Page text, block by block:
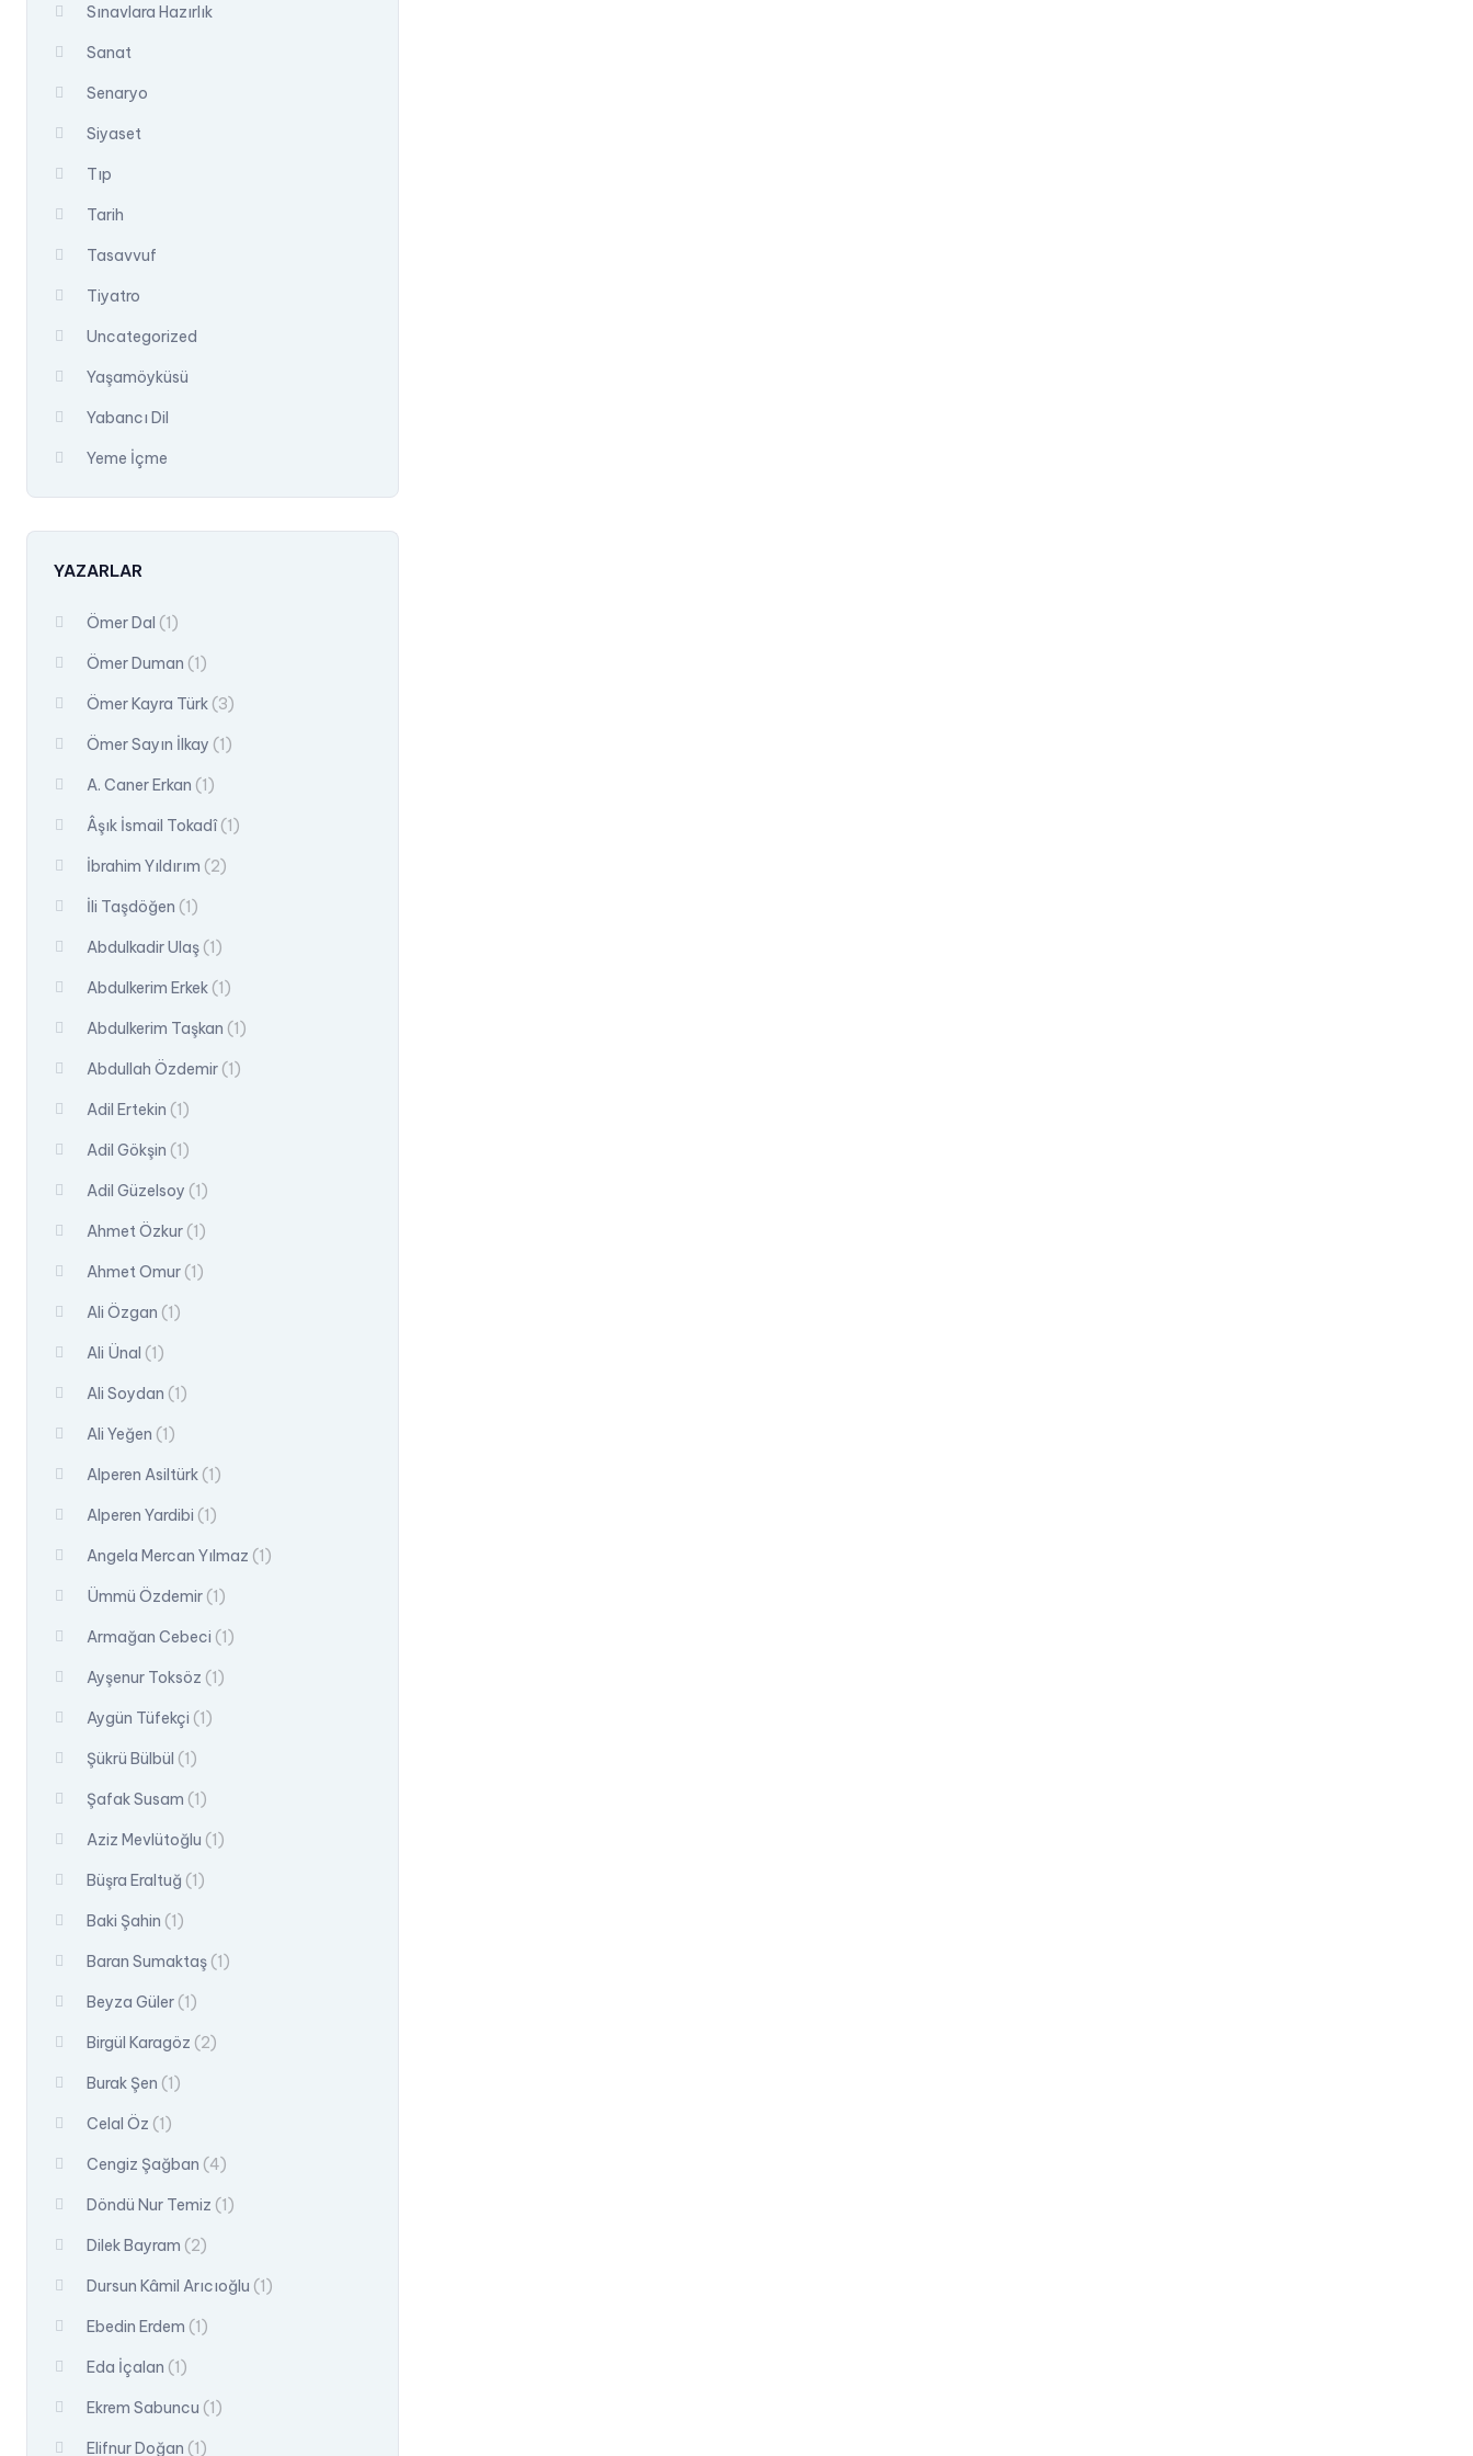
Sınavlara Hazırlık
Sanat
Senaryo
Siyaset
Tıp
Tarih
Tasavvuf
Tiyatro
Uncategorized
Yaşamöyküsü
Yabancı Dil
Yeme İçme
YAZARLAR
Ömer Dal (1)
Ömer Duman (1)
Ömer Kayra Türk (3)
Ömer Sayın İlkay (1)
A. Caner Erkan (1)
Âşık İsmail Tokadî (1)
İbrahim Yıldırım (2)
İli Taşdöğen (1)
Abdulkadir Ulaş (1)
Abdulkerim Erkek (1)
Abdulkerim Taşkan (1)
Abdullah Özdemir (1)
Adil Ertekin (1)
Adil Gökşin (1)
Adil Güzelsoy (1)
Ahmet Özkur (1)
Ahmet Omur (1)
Ali Özgan (1)
Ali Ünal (1)
Ali Soydan (1)
Ali Yeğen (1)
Alperen Asiltürk (1)
Alperen Yardibi (1)
Angela Mercan Yılmaz (1)
Ümmü Özdemir (1)
Armağan Cebeci (1)
Ayşenur Toksöz (1)
Aygün Tüfekçi (1)
Şükrü Bülbül (1)
Şafak Susam (1)
Aziz Mevlütoğlu (1)
Büşra Eraltuğ (1)
Baki Şahin (1)
Baran Sumaktaş (1)
Beyza Güler (1)
Birgül Karagöz (2)
Burak Şen (1)
Celal Öz (1)
Cengiz Şağban (4)
Döndü Nur Temiz (1)
Dilek Bayram (2)
Dursun Kâmil Arıcıoğlu (1)
Ebedin Erdem (1)
Eda İçalan (1)
Ekrem Sabuncu (1)
Elifnur Doğan (1)